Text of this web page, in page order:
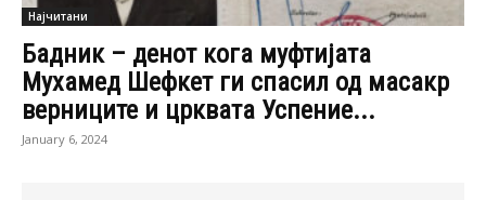
Најчитани
Бадник – денот кога муфтијата
Мухамед Шефкет ги спасил од масакр
верниците и црквата Успение...
January 6, 2024